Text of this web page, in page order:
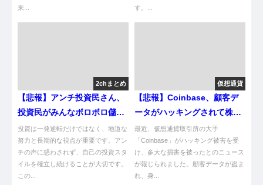
来...
す。...
2chまとめ
【悲報】アンチ投資民さん、
投資民がみんなボロボロ儲け
てるなか今年も一円も増えず
に終了
投資は一発逆転だけではなく、地道な
努力と長期的な視点が重要です。アン
チの声に惑わされず、自己の投資スタ
イルを確立し続けることが大切です。
この...
仮想通貨
【悲報】Coinbase、顧客デ
ータがハッキングされて株価
が大暴落やんけ！
最近、仮想通貨取引所の大手
「Coinbase」がハッキング被害を受
け、多大な損害を被ったとのニュース
が報じられました。顧客データが盗ま
れ、身...